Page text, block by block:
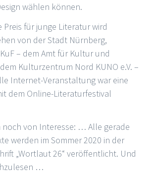
wählen können.
Preis für junge Literatur wird
von der Stadt Nürnberg,
– dem Amt für Kultur und
Kulturzentrum Nord KUNO e.V. –
Internet-Veranstaltung war eine
dem Online-Literaturfestival
noch von Interesse: … Alle gerade
werden im Sommer 2020 in der
„Wortlaut 26“ veröffentlicht. Und
…